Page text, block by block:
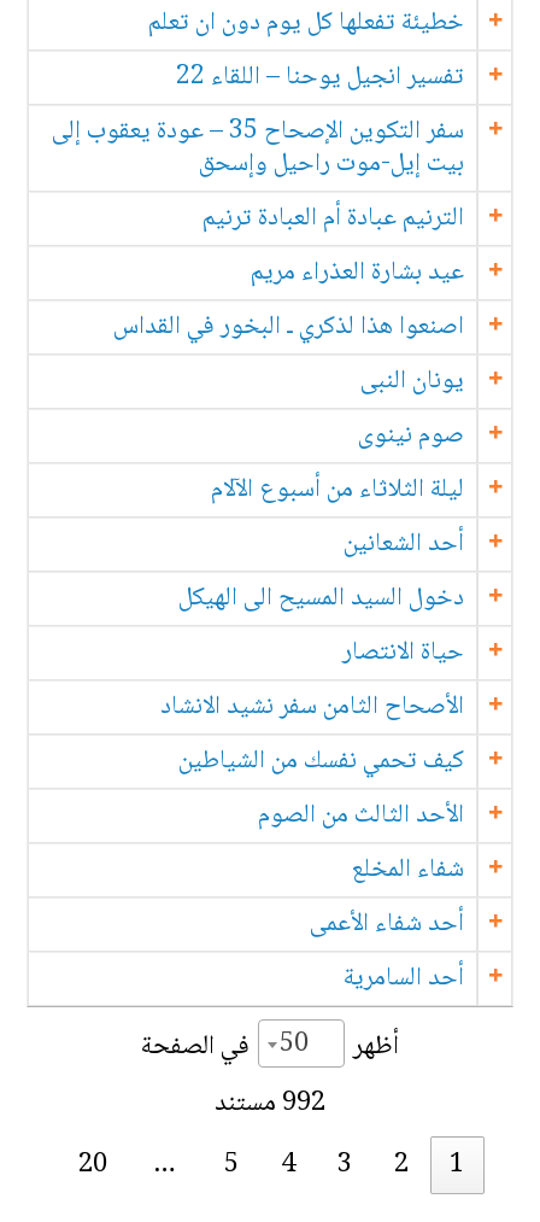
خطيئة تفعلها كل يوم دون ان تعلم
تفسير انجيل يوحنا – اللقاء 22
سفر التكوين الإصحاح 35 – عودة يعقوب إلى
بيت إيل-موت راحيل وإسحق
الترنيم عبادة أم العبادة ترنيم
عيد بشارة العذراء مريم
اصنعوا هذا لذكري ـ البخور في القداس
يونان النبى
صوم نينوى
ليلة الثلاثاء من أسبوع الآلام
أحد الشعانين
دخول السيد المسيح الى الهيكل
حياة الانتصار
الأصحاح الثامن سفر نشيد الانشاد
كيف تحمي نفسك من الشياطين
الأحد الثالث من الصوم
شفاء المخلع
أحد شفاء الأعمى
أحد السامرية
أظهر 50
في الصفحة
992 مستند
1
2
3
4
5
…
20